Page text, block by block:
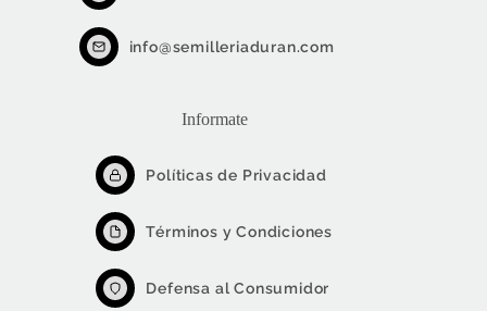
info@semilleriaduran.com
Informate
Políticas de Privacidad
Términos y Condiciones
Defensa al Consumidor